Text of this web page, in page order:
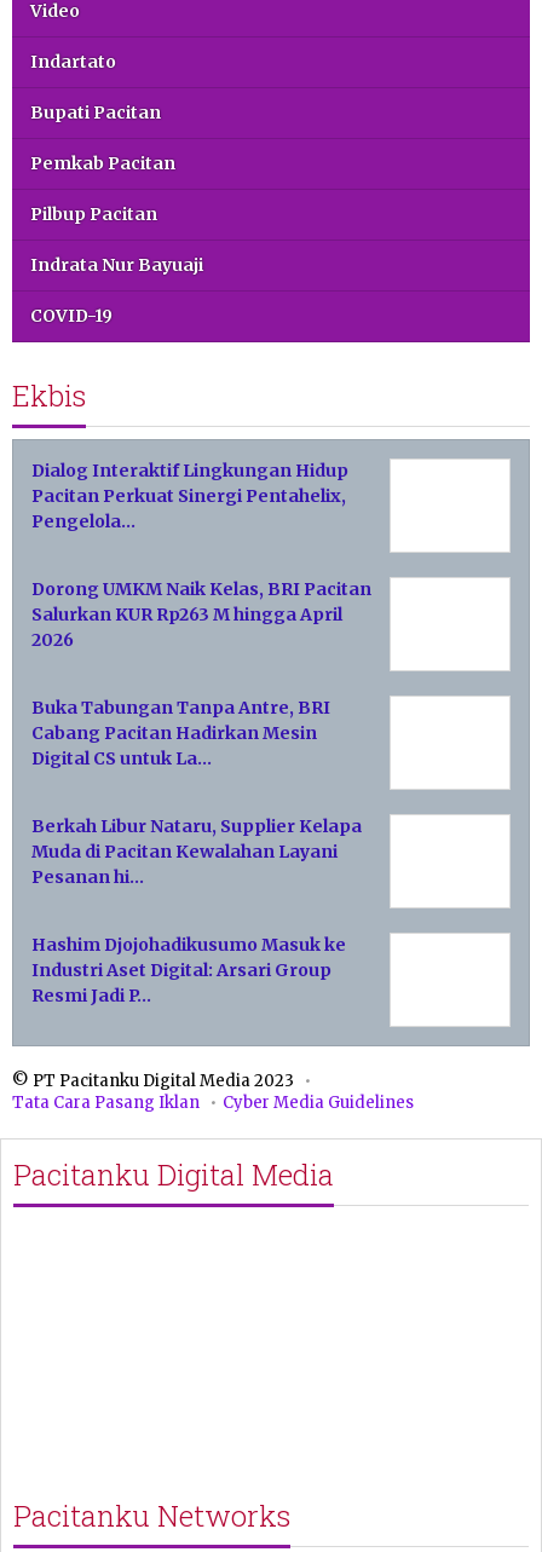
Video
Indartato
Bupati Pacitan
Pemkab Pacitan
Pilbup Pacitan
Indrata Nur Bayuaji
COVID-19
Ekbis
Dialog Interaktif Lingkungan Hidup
Pacitan Perkuat Sinergi Pentahelix,
Pengelola…
Dorong UMKM Naik Kelas, BRI Pacitan
Salurkan KUR Rp263 M hingga April
2026
Buka Tabungan Tanpa Antre, BRI
Cabang Pacitan Hadirkan Mesin
Digital CS untuk La…
Berkah Libur Nataru, Supplier Kelapa
Muda di Pacitan Kewalahan Layani
Pesanan hi…
Hashim Djojohadikusumo Masuk ke
Industri Aset Digital: Arsari Group
Resmi Jadi P…
© PT Pacitanku Digital Media 2023
Tata Cara Pasang Iklan
Cyber Media Guidelines
Pacitanku Digital Media
Pacitanku Networks